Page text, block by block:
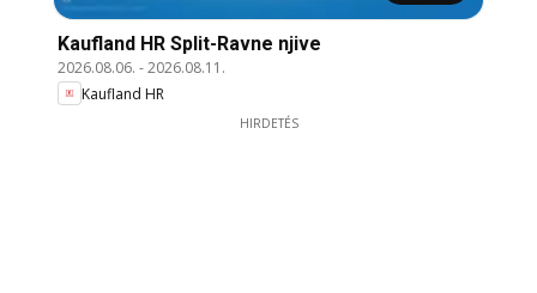
Kaufland HR Split-Ravne njive
2026.08.06. -2026.08.11.
Kaufland HR
HIRDETÉS